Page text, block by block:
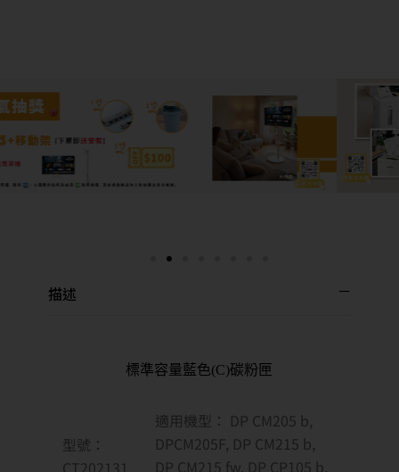
描述
標準容量藍色(C)碳粉匣
型號：
CT202131
適用機型： DP CM205 b,
DPCM205F, DP CM215 b,
DP CM215 fw, DP CP105 b,